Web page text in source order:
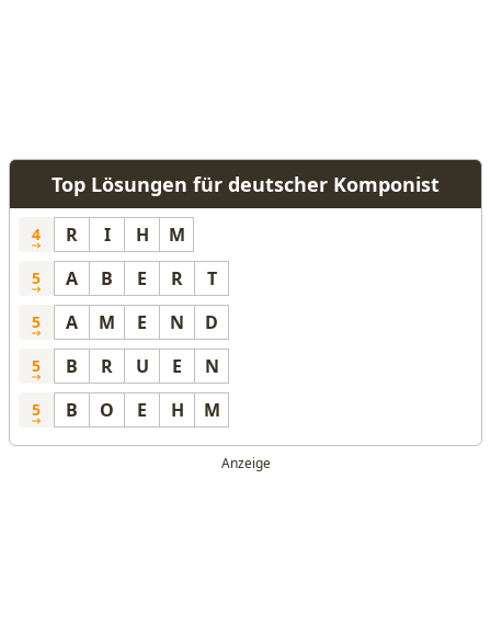
Top Lösungen für deutscher Komponist
4 R I H M
5 A B E R T
5 A M E N D
5 B R U E N
5 B O E H M